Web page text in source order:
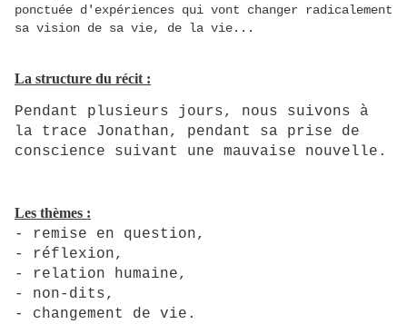
ponctuée d'expériences qui vont changer radicalement
sa vision de sa vie, de la vie...
La structure du récit :
Pendant plusieurs jours, nous suivons à
la trace Jonathan, pendant sa prise de
conscience suivant une mauvaise nouvelle.
Les thèmes :
- remise en question,
- réflexion,
-
relation humaine,
- non-dits,
- changement de vie.